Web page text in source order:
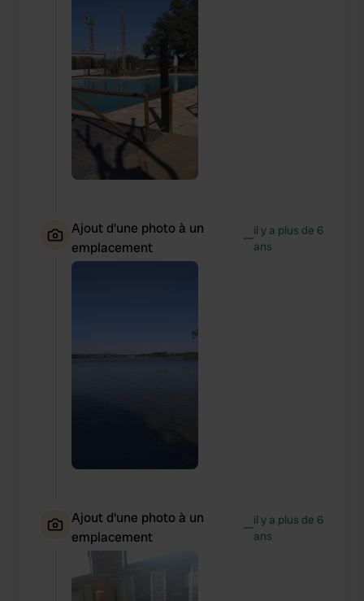
Ajout d'une photo à un
emplacement
—il y a plus de 6
ans
Ajout d'une photo à un
emplacement
—il y a plus de 6
ans